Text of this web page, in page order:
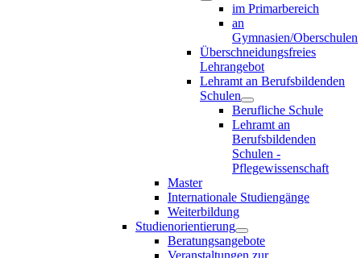
im Primarbereich
an
Gymnasien/Oberschulen
Überschneidungsfreies
Lehrangebot
Lehramt an Berufsbildenden
Schulen
Berufliche Schule
Lehramt an
Berufsbildenden
Schulen -
Pflegewissenschaft
Master
Internationale Studiengänge
Weiterbildung
Studienorientierung
Beratungsangebote
Veranstaltungen zur